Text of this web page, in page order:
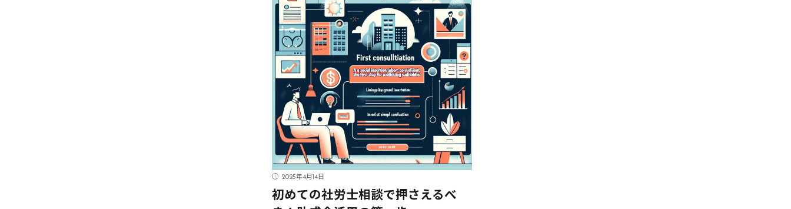
2025年4月14日
初めての社労士相談で押さえるべ